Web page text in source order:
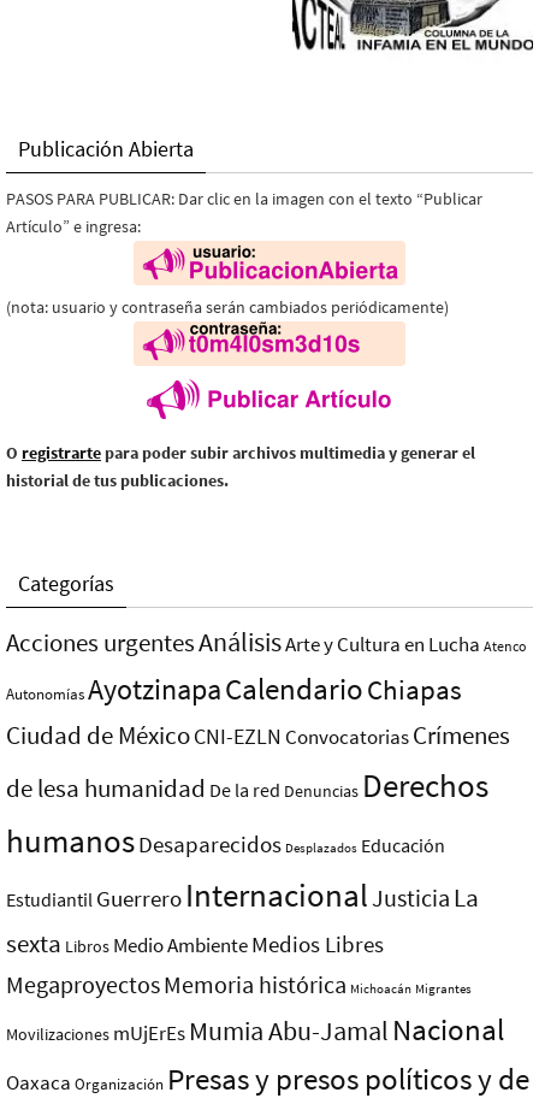
Publicación Abierta
PASOS PARA PUBLICAR: Dar clic en la imagen con el texto “Publicar
Artículo” e ingresa:
(nota: usuario y contraseña serán cambiados periódicamente)
O registrarte para poder subir archivos multimedia y generar el
historial de tus publicaciones.
Categorías
Acciones urgentesAnálisisArte y Cultura en Lucha Atenco
AutonomíasAyotzinapaCalendarioChiapas
Ciudad de MéxicoCNI-EZLN ConvocatoriasCrímenes
de lesa humanidad De la red Denuncias Derechos
humanosDesaparecidos Desplazados Educación
Estudiantil Guerrero InternacionalJusticia La
sexta Libros Medio AmbienteMedios Libres
MegaproyectosMemoria histórica Michoacán Migrantes
Movilizaciones mUjErEs Mumia Abu-Jamal Nacional
Oaxaca Organización Presas y presos polí­ticos y de